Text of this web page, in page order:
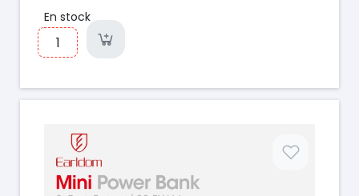
En stock